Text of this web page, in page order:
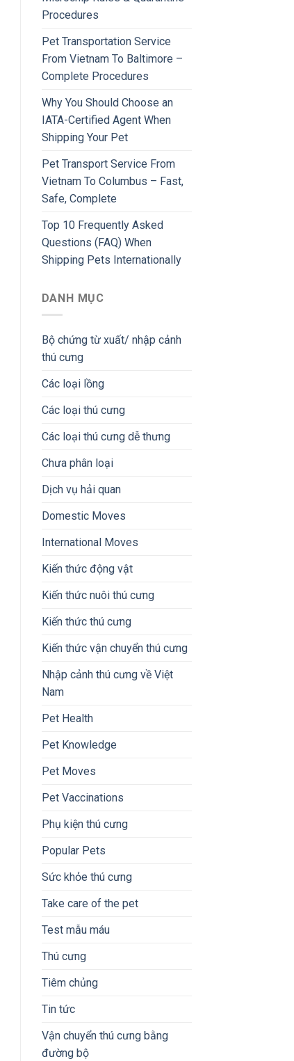
Procedures
Pet Transportation Service
From Vietnam To Baltimore –
Complete Procedures
Why You Should Choose an
IATA-Certified Agent When
Shipping Your Pet
Pet Transport Service From
Vietnam To Columbus – Fast,
Safe, Complete
Top 10 Frequently Asked
Questions (FAQ) When
Shipping Pets Internationally
DANH MỤC
Bộ chứng từ xuất/ nhập cảnh
thú cưng
Các loại lồng
Các loại thú cưng
Các loại thú cưng dễ thưng
Chưa phân loại
Dịch vụ hải quan
Domestic Moves
International Moves
Kiến thức động vật
Kiến thức nuôi thú cưng
Kiến thức thú cưng
Kiến thức vận chuyển thú cưng
Nhập cảnh thú cưng về Việt
Nam
Pet Health
Pet Knowledge
Pet Moves
Pet Vaccinations
Phụ kiện thú cưng
Popular Pets
Sức khỏe thú cưng
Take care of the pet
Test mẫu máu
Thú cưng
Tiêm chủng
Tin tức
Vận chuyển thú cưng bằng
đường bộ